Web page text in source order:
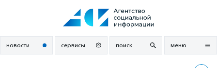
новости сервисы поиск меню